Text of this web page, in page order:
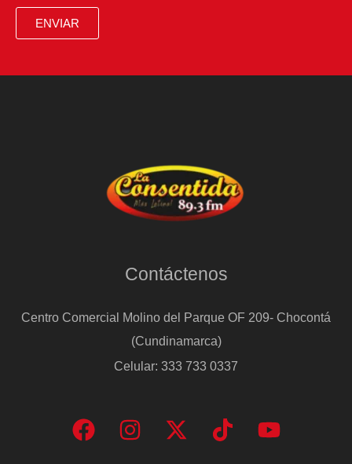
ENVIAR
Contáctenos
Centro Comercial Molino del Parque OF 209- Chocontá
(Cundinamarca)
Celular: 333 733 0337